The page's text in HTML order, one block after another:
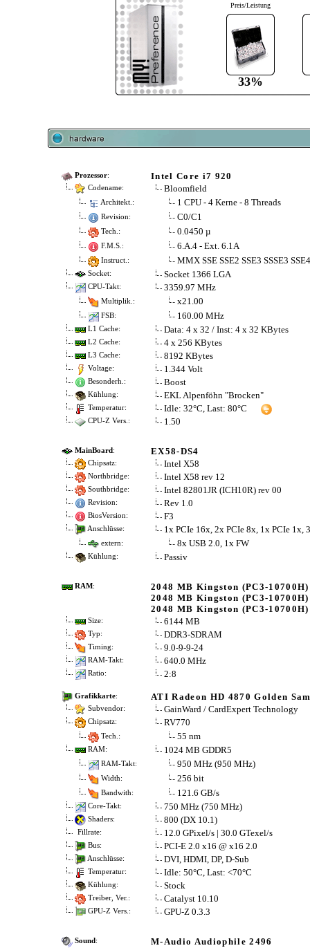
Preis/Leistung
33%
Prozessor: Intel Core i7 920
Codename: Bloomfield
Architekt.: 1 CPU - 4 Kerne - 8 Threads
Revision: C0/C1
Tech.: 0.0450 µ
F.M.S.: 6.A.4 - Ext. 6.1A
Instruct.: MMX SSE SSE2 SSE3 SSSE3
Socket: Socket 1366 LGA
CPU-Takt: 3359.97 MHz
Multiplik.: x21.00
FSB: 160.00 MHz
L1 Cache: Data: 4 x 32 / Inst: 4 x 32 KBytes
L2 Cache: 4 x 256 KBytes
L3 Cache: 8192 KBytes
Voltage: 1.344 Volt
Besonderh.: Boost
Kühlung: EKL Alpenföhn "Brocken"
Temperatur: Idle: 32°C, Last: 80°C
CPU-Z Vers.: 1.50
MainBoard: EX58-DS4
Chipsatz: Intel X58
Northbridge: Intel X58 rev 12
Southbridge: Intel 82801JR (ICH10R) rev 00
Revision: Rev 1.0
BiosVersion: F3
Anschlüsse: 1x PCIe 16x, 2x PCIe 8x, 1x PCIe 1x,
extern: 8x USB 2.0, 1x FW
Kühlung: Passiv
RAM:
2048 MB Kingston (PC3-10700H)
2048 MB Kingston (PC3-10700H)
2048 MB Kingston (PC3-10700H)
Size: 6144 MB
Typ: DDR3-SDRAM
Timing: 9.0-9-9-24
RAM-Takt: 640.0 MHz
Ratio: 2:8
Grafikkarte: ATI Radeon HD 4870 Golden
Subvendor: GainWard / CardExpert Technology
Chipsatz: RV770
Tech.: 55 nm
RAM: 1024 MB GDDR5
RAM-Takt: 950 MHz (950 MHz)
Width: 256 bit
Bandwith: 121.6 GB/s
Core-Takt: 750 MHz (750 MHz)
Shaders: 800 (DX 10.1)
Fillrate: 12.0 GPixel/s | 30.0 GTexel/s
Bus: PCI-E 2.0 x16 @ x16 2.0
Anschlüsse: DVI, HDMI, DP, D-Sub
Temperatur: Idle: 50°C, Last: <70°C
Kühlung: Stock
Treiber, Ver.: Catalyst 10.10
GPU-Z Vers.: GPU-Z 0.3.3
Sound: M-Audio Audiophile 2496